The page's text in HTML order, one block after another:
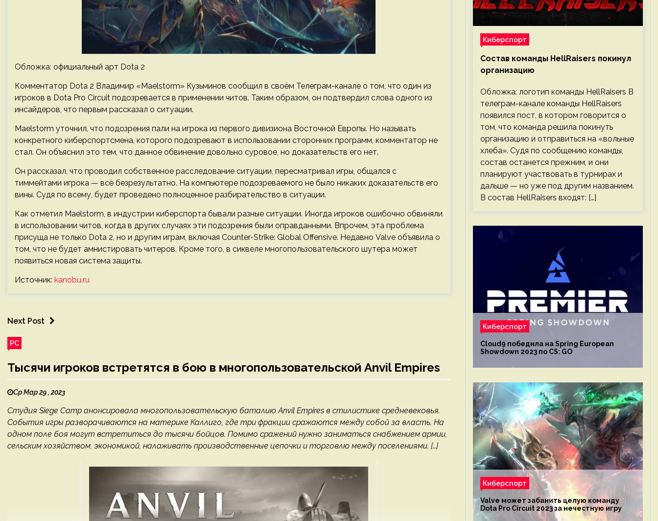
Обложка: официальный арт Dota 2
Комментатор Dota 2 Владимир «Maelstorm» Кузьминов сообщил в своём Телеграм-канале о том, что один из
игроков в Dota Pro Circuit подозревается в применении читов. Таким образом, он подтвердил слова одного из
инсайдеров, что первым рассказал о ситуации.
Maelstorm уточнил, что подозрения пали на игрока из первого дивизиона Восточной Европы. Но называть
конкретного киберспортсмена, которого подозревают в использовании сторонних программ, комментатор не
стал. Он объяснил это тем, что данное обвинение довольно суровое, но доказательств его нет.
Он рассказал, что проводил собственное расследование ситуации, пересматривал игры, общался с
тиммейтами игрока — всё безрезультатно. На компьютере подозреваемого не было никаких доказательств его
вины. Судя по всему, будет проведено полноценное разбирательство в ситуации.
Как отметил Maelstorm, в индустрии киберспорта бывали разные ситуации. Иногда игроков ошибочно обвиняли
в использовании читов, когда в других случаях эти подозрения были оправданными. Впрочем, эта проблема
присуща не только Dota 2, но и другим играм, включая Counter-Strike: Global Offensive. Недавно Valve объявила о
том, что не будет амнистировать читеров. Кроме того, в сиквеле многопользовательского шутера может
появиться новая система защиты.
Источник: kanobu.ru
Next Post
PC
Тысячи игроков встретятся в бою в многопользовательской Anvil Empires
Ср Мар 29 , 2023
Студия Siege Camp анонсировала многопользовательскую баталию Anvil Empires в стилистике средневековья.
События игры разворачиваются на материке Каллиго, где три фракции сражаются между собой за власть. На
одном поле боя могут встретиться до тысячи бойцов. Помимо сражений нужно заниматься снабжением армии,
сельским хозяйством, экономикой, налаживать производственные цепочки и торговлю между поселениями. […]
Киберспорт
Состав команды HellRaisers покинул
организацию
Обложка: логотип команды HellRaisers В
телеграм-канале команды HellRaisers
появился пост, в котором говорится о
том, что команда решила покинуть
организацию и отправиться на «вольные
хлеба». Судя по сообщению команды,
состав останется прежним, и они
планируют участвовать в турнирах и
дальше — но уже под другим названием.
В состав HellRaisers входят: […]
Киберспорт
Cloud9 победила на Spring European
Showdown 2023 по CS: GO
Киберспорт
Valve может забанить целую команду
Dota Pro Circuit 2023 за нечестную игру